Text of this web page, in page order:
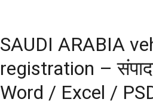
SAUDI ARABIA
registration –
Word / Excel /